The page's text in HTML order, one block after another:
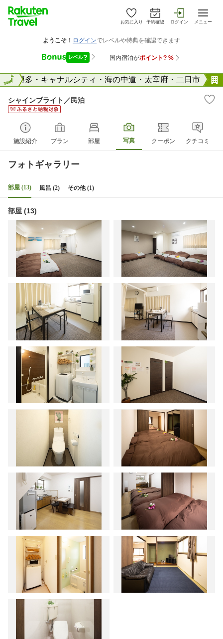
お気に入り 予約確認 ログイン メニュー
博多・キャナルシティ・海の中道・太宰府・二日市
全国
シャインブライト／民泊
施設紹介 プラン 部屋 写真 クーポン クチコミ
フォトギャラリー
部屋 (13) 風呂 (2) その他 (1)
部屋 (13)